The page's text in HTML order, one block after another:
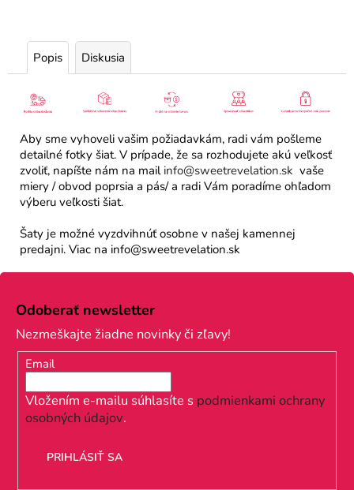
Popis Diskusia
Aby sme vyhoveli vašim požiadavkám, radi vám pošleme
detailné fotky šiat. V prípade, že sa rozhodujete akú veľkosť
zvoliť, napíšte nám na mail info@sweetrevelation.sk vaše
miery / obvod poprsia a pás/ a radi Vám poradíme ohľadom
výberu veľkosti šiat.
Šaty je možné vyzdvihnúť osobne v našej kamennej
predajni. Viac na info@sweetrevelation.sk
Z
Odoberať newsletter
Nezmeškajte žiadne novinky či zľavy!
Email
Vložením e-mailu súhlasíte s podmienkami ochrany
osobných údajov.
PRIHLÁSIŤ SA